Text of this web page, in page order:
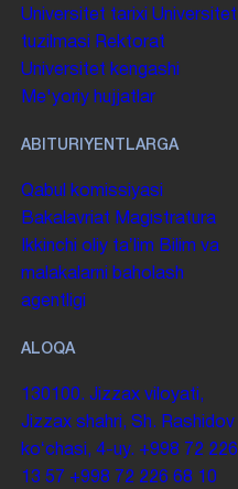
Universitet tarixi Universitet
tuzilmasi
Rektorat
Universitet kengashi
Me'yoriy hujjatlar
ABITURIYENTLARGA
Qabul komissiyasi
Bakalavriat Magistratura
Ikkinchi oliy taʼlim Bilim va
malakalarni baholash
agentligi
ALOQA
130100. Jizzax viloyati,
Jizzax shahri, Sh. Rashidov
koʻchasi, 4-uy. +998 72 226
13 57 +998 72 226 68 10